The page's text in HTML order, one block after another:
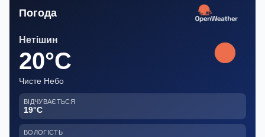
Погода
Нетішин
20°C
Чисте Небо
ВІДЧУВАЄТЬСЯ
19°C
ВОЛОГІСТЬ